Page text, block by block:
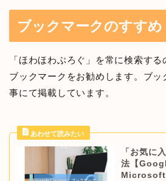
ブックマークのすすめ
「ほわほわぶろぐ」を常に検索す
ブックマークをお勧めします。ブ
事にて掲載しています。
「お気に
法【
Microsoft